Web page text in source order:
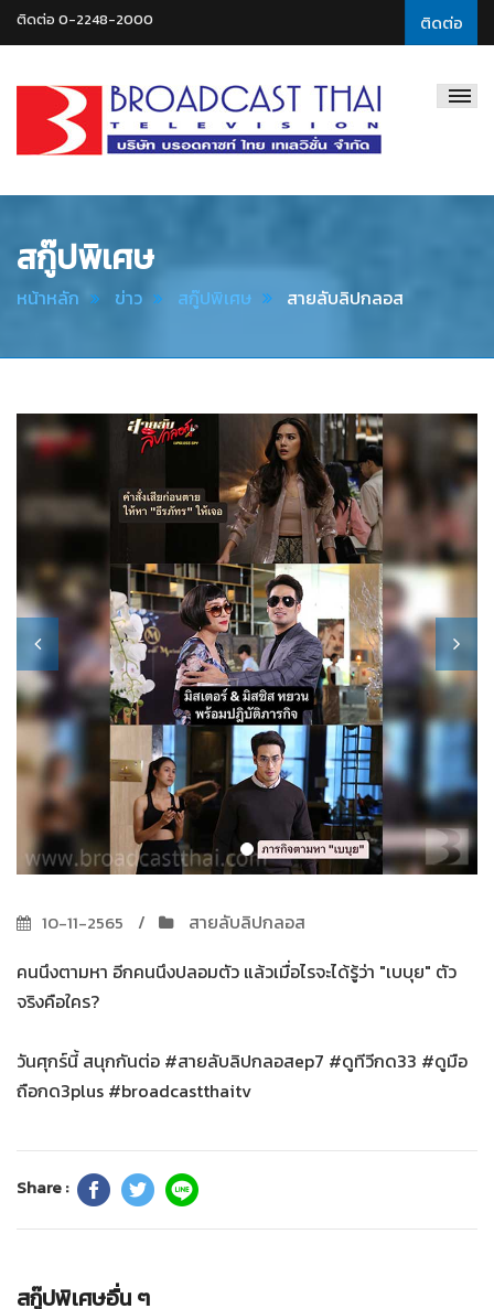
ติดต่อ
ติดต่อ 0-2248-2000
Thai
สกู๊ปพิเศษ
หน้าหลัก ข่าว สกู๊ปพิเศษ สายลับลิปกลอส
10-11-2565
สายลับลิปกลอส
คนนึงตามหา อีกคนนึงปลอมตัว แล้วเมื่อไรจะได้รู้ว่า "เบบุย" ตัว
จริงคือใคร?
วันศุกร์นี้ สนุกกันต่อ #สายลับลิปกลอสep7 #ดูทีวีกด33 #ดูมือ
ถือกด3plus #broadcastthaitv
Share :
สกู๊ปพิเศษอื่น ๆ